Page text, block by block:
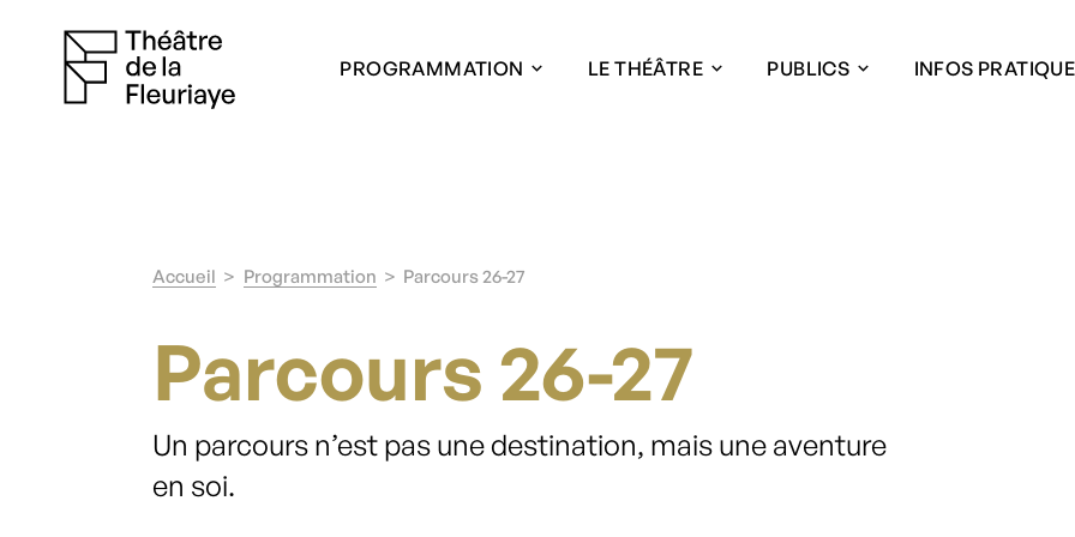
PROGRAMMATION LE THÉÂTRE PUBLICS INFOS
Accueil Programmation Parcours 26-27
Parcours 26-27
Un parcours n’est pas une destination, mais une aventure
en soi.